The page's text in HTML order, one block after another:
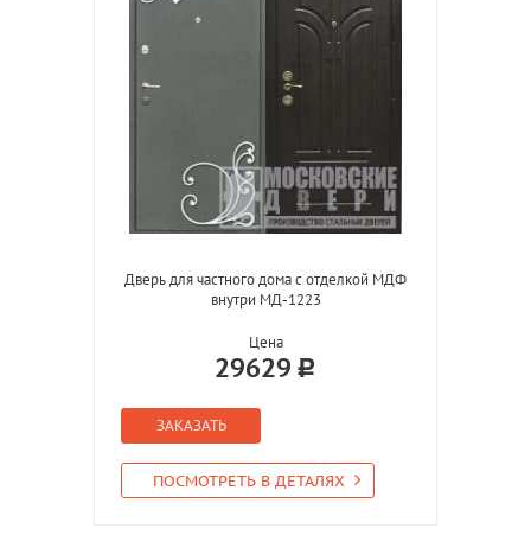
Дверь для частного дома с отделкой МДФ
внутри МД-1223
Цена
29629
ЗАКАЗАТЬ
ПОСМОТРЕТЬ В ДЕТАЛЯХ